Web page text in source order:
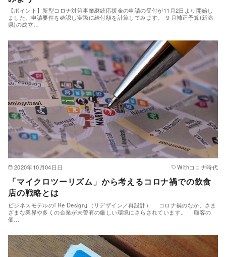
【ポイント】新型コロナ対策事業継続応援金の申請の受付が11月2日より開始し
ました。申請要件を確認し実際に給付額を計算してみます。 ９月補正予算(新潟
県)の成立…
2020年10月04日日 Withコロナ時代
「マイクロツーリズム」から考えるコロナ禍での飲食
店の戦略とは
ビジネスモデルの｢Re Design｣（リデザイン／再設計） コロナ禍のなか、さま
ざまな業界や多くの企業が未曽有の厳しい環境にさらされています。 顧客の
価…